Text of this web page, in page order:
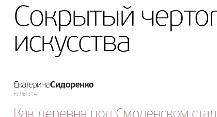
Сокрытый
искусства
ЕкатеринаСидоренко
КУЛЬТУРА
Как деревня под Смоленском